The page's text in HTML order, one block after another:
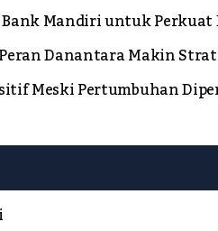
Mandiri untuk Perkuat
Danantara Makin
Meski Pertumbuhan